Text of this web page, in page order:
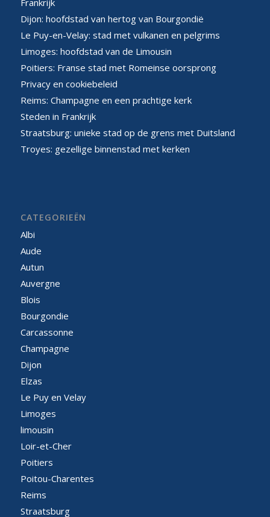
Dijon: hoofdstad van hertog van Bourgondië
Le Puy-en-Velay: stad met vulkanen en pelgrims
Limoges: hoofdstad van de Limousin
Poitiers: Franse stad met Romeinse oorsprong
Privacy en cookiebeleid
Reims: Champagne en een prachtige kerk
Steden in Frankrijk
Straatsburg: unieke stad op de grens met Duitsland
Troyes: gezellige binnenstad met kerken
CATEGORIEËN
Albi
Aude
Autun
Auvergne
Blois
Bourgondie
Carcassonne
Champagne
Dijon
Elzas
Le Puy en Velay
Limoges
limousin
Loir-et-Cher
Poitiers
Poitou-Charentes
Reims
Straatsburg